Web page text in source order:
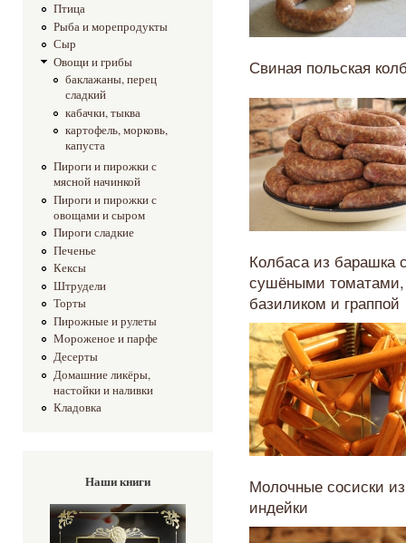
Птица
Рыба и морепродукты
Сыр
Овощи и грибы
баклажаны, перец
сладкий
кабачки, тыква
картофель, морковь,
капуста
Пироги и пирожки с
мясной начинкой
Пироги и пирожки с
овощами и сыром
Пироги сладкие
Печенье
Кексы
Штрудели
Торты
Пирожные и рулеты
Мороженое и парфе
Десерты
Домашние ликёры,
настойки и наливки
Кладовка
Наши книги
Свиная польская
Колбаса из барашка
сушёными томатами,
базиликом и граппой
Молочные сосиски из
индейки